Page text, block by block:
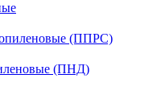
(ППРС)
(ПНД)